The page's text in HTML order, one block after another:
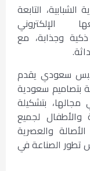
التابعة
وجذابة، مع
سعودي يقدم
بتصاميم سعودية
بتشكيلة
والأطفال لجميع
والعصرية
تطور الصناعة في